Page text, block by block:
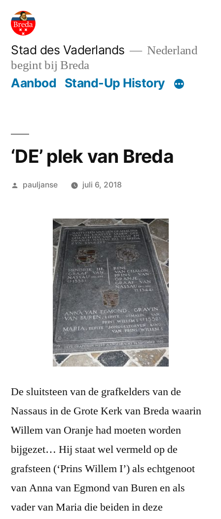
naar
inhoud
Stad des Vaderlands
Nederland
begint bij Breda
Aanbod Stand-Up History
‘DE’ plek van Breda
Geplaatst
pauljanse juli 6, 2018
De sluitsteen van de grafkelders van de
Nassaus in de Grote Kerk van Breda waarin
Willem van Oranje had moeten worden
bijgezet… Hij staat wel vermeld op de
grafsteen (‘Prins Willem I’) als echtgenoot
van Anna van Egmond van Buren en als
vader van Maria die beiden in deze